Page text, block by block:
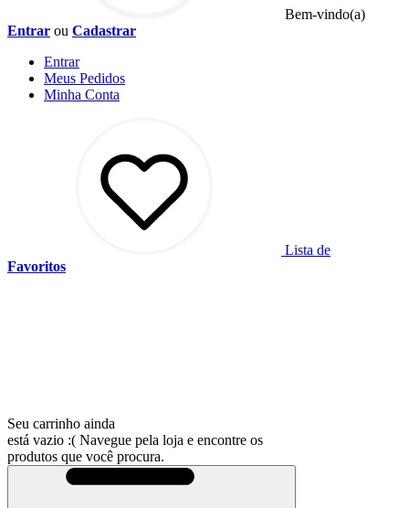
Bem-vindo(a)
Entrar ou Cadastrar
Entrar
Meus Pedidos
Minha Conta
Lista de
Favoritos
Seu carrinho ainda
está vazio :( Navegue pela loja e encontre os
produtos que você procura.